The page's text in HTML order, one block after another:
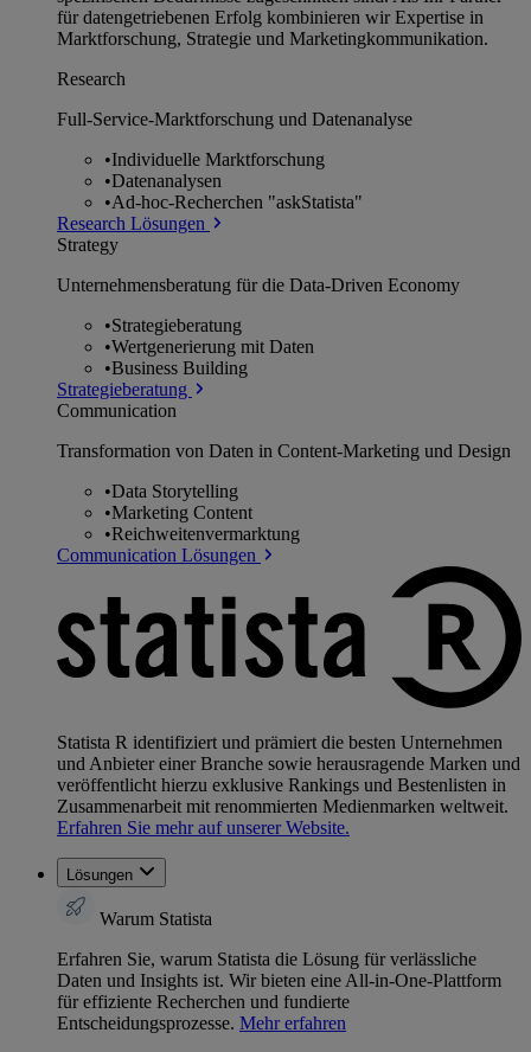
für datengetriebenen Erfolg kombinieren wir Expertise in
Marktforschung, Strategie und Marketingkommunikation.
Research
Full-Service-Marktforschung und Datenanalyse
•Individuelle Marktforschung
•Datenanalysen
•Ad-hoc-Recherchen "askStatista"
Research Lösungen
Strategy
Unternehmens­beratung für die Data-Driven Economy
•Strategieberatung
•Wertgenerierung mit Daten
•Business Building
Strategieberatung
Communication
Transformation von Daten in Content-Marketing und Design
•Data Storytelling
•Marketing Content
•Reichweitenvermarktung
Communication Lösungen
Statista R identifiziert und prämiert die besten Unternehmen
und Anbieter einer Branche sowie herausragende Marken und
veröffentlicht hierzu exklusive Rankings und Bestenlisten in
Zusammenarbeit mit renommierten Medienmarken weltweit.
Erfahren Sie mehr auf unserer Website.
Lösungen
Warum Statista
Erfahren Sie, warum Statista die Lösung für verlässliche
Daten und Insights ist. Wir bieten eine All-in-One-Plattform
für effiziente Recherchen und fundierte
Entscheidungsprozesse. Mehr erfahren